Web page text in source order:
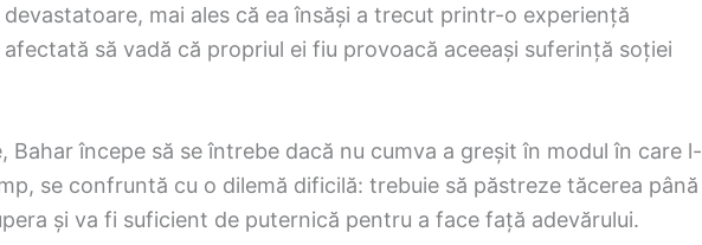
mai ales că ea însăși a trecut printr-o experiență
să vadă că propriul ei fiu provoacă aceeași suferință soției
Bahar începe să se întrebe dacă nu cumva a greșit în modul în care l-
se confruntă cu o dilemă dificilă: trebuie să păstreze tăcerea până
și va fi suficient de puternică pentru a face față adevărului.